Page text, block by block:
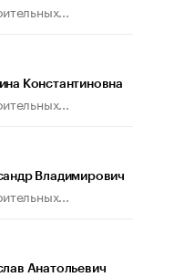
Константиновна
Владимирович
Анатольевич